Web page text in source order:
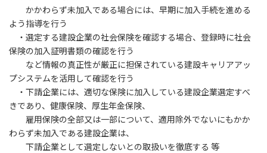
かかわらず未加入である場合には、早期に加入手続を進める
よう指導を行う
・選定する建設企業の社会保険を確認する場合、登録時に社会
保険の加入証明書類の確認を行う
など情報の真正性が厳正に担保されている建設キャリアアッ
プシステムを活用して確認を行う
・下請企業には、適切な保険に加入している建設企業選定すべ
きであり、健康保険、厚生年金保険、
雇用保険の全部又は一部について、適用除外でないにもかか
わらず未加入である建設企業は、
下請企業として選定しないとの取扱いを徹底する 等